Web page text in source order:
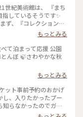
世紀美術館は、 『まち
しているそうです✨
ず、『コレクション展
作品における「文字」
性を 絵画、版画、
通して探求していま
作品の数々、 こうい
たです✨ また、
/ 生きている道、生き
チームSIDE COREの
、 ストリートカルチ
現」、 「生きるため
目指しているそう✨
、 一体感もあってと
もっとみる
て泊まって応援 公園
んぼ 🍃さわやかな秋
もっとみる
、入りたかったプー
らなかったのでガッ
すものね… そして雨の